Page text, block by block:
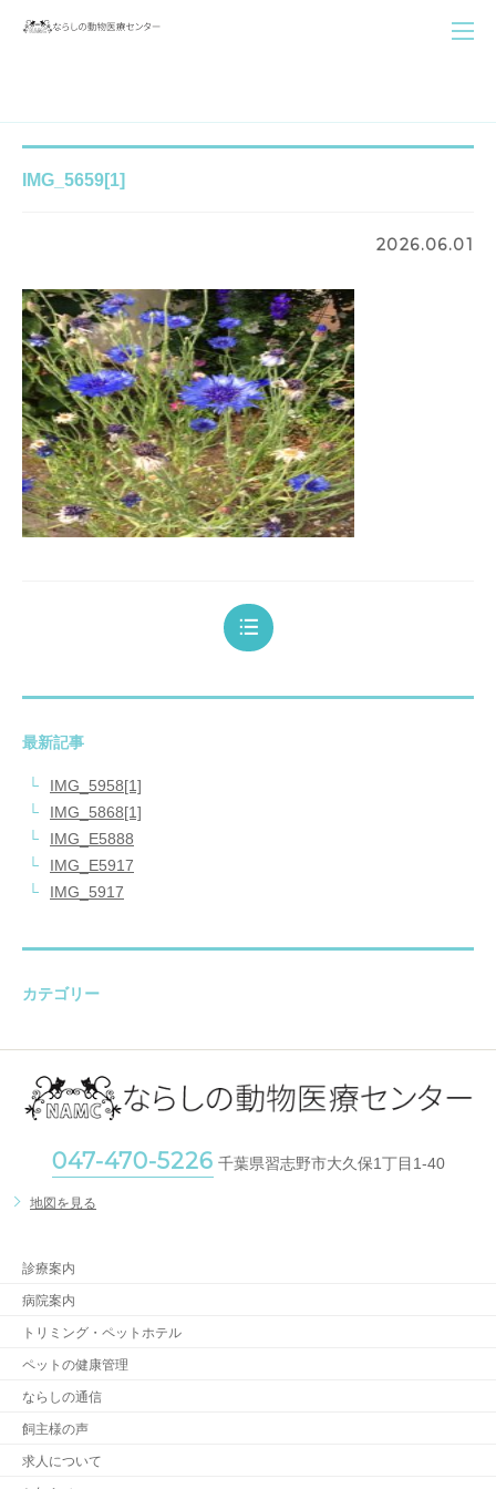
IMG_5659[1]
2026.06.01
最新記事
IMG_5958[1]
IMG_5868[1]
IMG_E5888
IMG_E5917
IMG_5917
カテゴリー
047-470-5226 千葉県習志野市大久保1丁目1-40
地図を見る
診療案内
病院案内
トリミング・ペットホテル
ペットの健康管理
ならしの通信
飼主様の声
求人について